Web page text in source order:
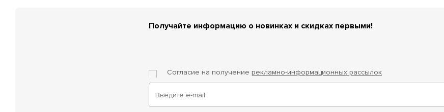
Получайте информацию о новинках и скидках первыми!
Согласие на получение рекламно-информационных рассылок